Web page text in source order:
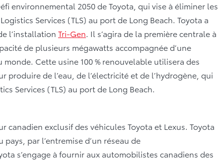
environnemental 2050 de Toyota, qui vise à éliminer les
Services (TLS) au port de Long Beach. Toyota a
l’installation Tri-Gen. Il s’agira de la première centrale à
de plusieurs mégawatts accompagnée d’une
Cette usine 100 % renouvelable utilisera des
de l’eau, de l’électricité et de l’hydrogène, qui
Services (TLS) au port de Long Beach.
canadien exclusif des véhicules Toyota et Lexus. Toyota
par l’entremise d’un réseau de
s’engage à fournir aux automobilistes canadiens des